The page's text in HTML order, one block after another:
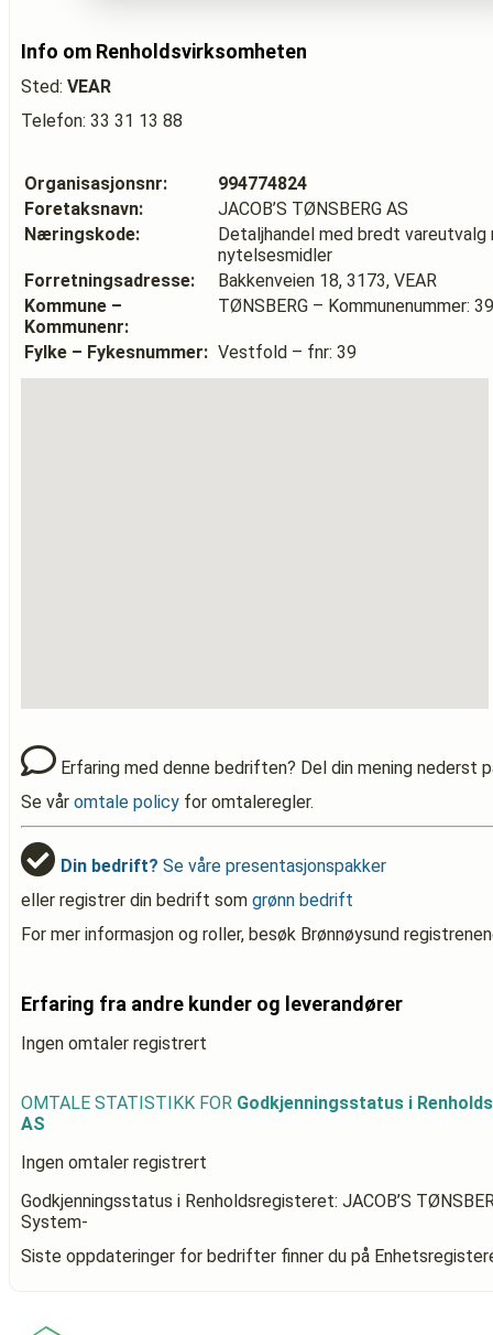
Info om Renholdsvirksomheten
Sted: VEAR
Telefon: 33 31 13 88
Organisasjonsnr:
994774824
Foretaksnavn:
JACOB’S TØNSBERG AS
Næringskode:
Detaljhandel med bredt
nytelsesmidler
Forretningsadresse:
Bakkenveien 18, 3173, VEAR
Kommune –
Kommunenr:
TØNSBERG – Kommunenummer:
Fylke – Fykesnummer: Vestfold – fnr: 39
Erfaring med denne bedriften? Del din mening nederst
Se vår omtale policy for omtaleregler.
Din bedrift? Se våre presentasjonspakker
eller registrer din bedrift som grønn bedrift
For mer informasjon og roller, besøk Brønnøysund
Erfaring fra andre kunder og leverandører
Ingen omtaler registrert
OMTALE STATISTIKK FOR Godkjenningsstatus i
AS
Ingen omtaler registrert
Godkjenningsstatus i Renholdsregisteret: JACOB’S
System-
Siste oppdateringer for bedrifter finner du på